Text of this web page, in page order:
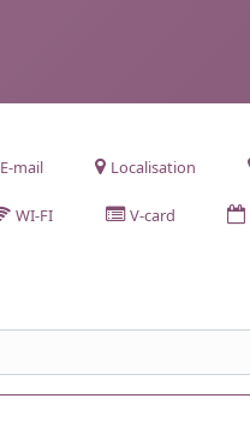
E-mail Localisation
WI-FI V-card